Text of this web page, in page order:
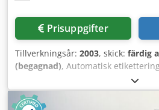
Prisuppgifter
Tillverkningsår: 2003, skick: färdig
(begagnad), Automatisk
vakuumbälte Al-tech modell Alline
Tillverkningsår: 2003 Möjlighet för
omlindning Max behållarstorlek: